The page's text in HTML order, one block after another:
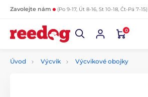
Zavolejte nám (Po 9-17, Út 8-16, St 10-18, Čt-Pá 7-15)
0
Úvod Výcvik Výcvikové obojky